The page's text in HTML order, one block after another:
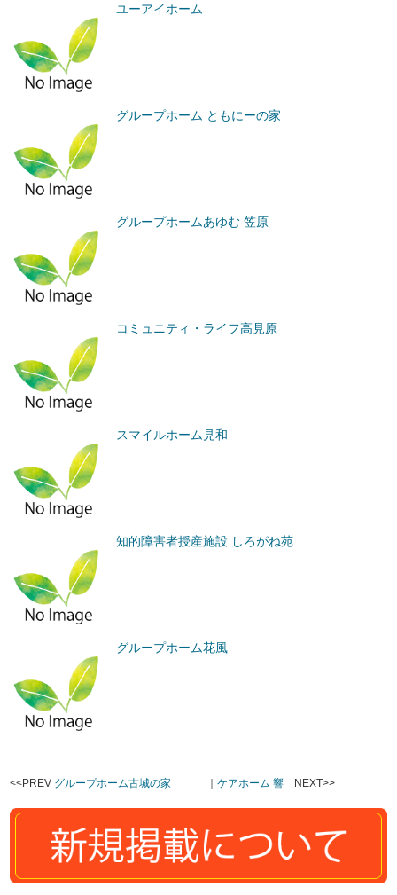
ユーアイホーム
グループホーム ともにーの家
グループホームあゆむ 笠原
コミュニティ・ライフ高見原
スマイルホーム見和
知的障害者授産施設 しろがね苑
グループホーム花風
<<PREV グループホーム古城の家 ｜ケアホーム 響 NEXT>>